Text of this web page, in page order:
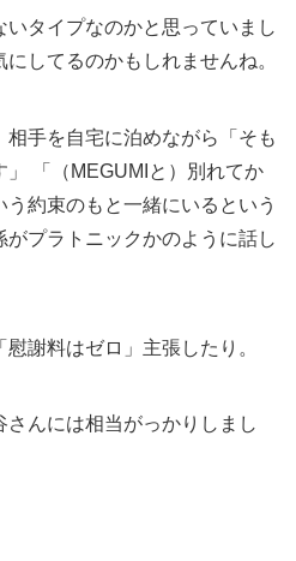
タイプなのかと思っていまし
してるのかもしれませんね。
手を自宅に泊めながら「そも
「（MEGUMIと）別れてか
約束のもと一緒にいるという
プラトニックかのように話し
謝料はゼロ」主張したり。
んには相当がっかりしまし